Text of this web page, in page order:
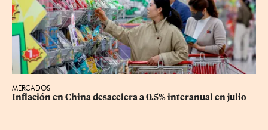
MERCADOS
Inflación en China desacelera a 0.5% interanual en julio